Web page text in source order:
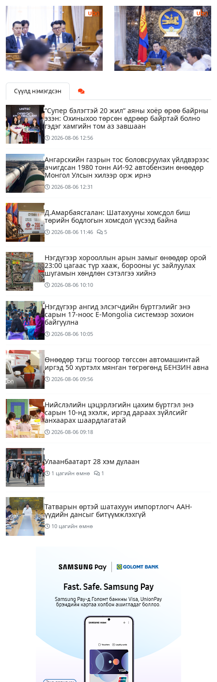
Сүүлд нэмэгдсэн
“Супер бэлэгтэй 20 жил“ аяны хоёр өрөө байрны
эзэн: Охиныхоо төрсөн өдрөөр байртай болно
гэдэг хамгийн том аз завшаан
2026-08-06 12:56
Ангарскийн газрын тос боловсруулах үйлдвэрээс
ачигдсан 1980 тонн АИ-92 автобензин өнөөдөр
Монгол Улсын хилээр орж ирнэ
2026-08-06 12:31
Д.Амарбаясгалан: Шатахууны хомсдол биш
төрийн бодлогын хомсдол үүсээд байна
2026-08-06 11:46 5
Нэгдүгээр хорооллын арын замыг өнөөдөр орой
23:00 цагаас түр хааж, борооны ус зайлуулах
шугамын хөндлөн сэтэлгээ хийнэ
2026-08-06 10:10
Нэгдүгээр ангид элсэгчдийн бүртгэлийг энэ
сарын 17-ноос E-Mongolia системээр зохион
байгуулна
2026-08-06 10:05
Өнөөдөр тэгш тоогоор төгссөн автомашинтай
иргэд 50 хүртэлх мянган төгрөгөнд БЕНЗИН авна
2026-08-06 09:56
Нийслэлийн цэцэрлэгийн цахим бүртгэл энэ
сарын 10-нд эхэлж, иргэд дараах зүйлсийг
анхаарах шаардлагатай
2026-08-06 09:18
Улаанбаатарт 28 хэм дулаан
1 цагийн өмнө 1
Татварын өртэй шатахуун импортлогч ААН-
үүдийн дансыг битүүмжлэхгүй
10 цагийн өмнө
үүлтэй
Шатахууны хомсдолтой холбогдуулан онцын
шаардлагагүй бол Монгол Улсад аялахгүй байхыг
АНУ-ын ЭСЯ-наас зөвлөжээ
“Аяллын газрын зураг”-ийн хэвлэмэл хувилбар
Голомт банкны салбаруудад түгээгдлээ
15 цагийн өмнө 1